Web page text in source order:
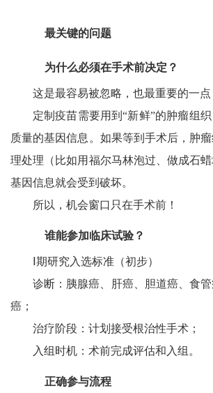
最关键的问题
为什么必须在手术前决定？
这是最容易被忽略，也最重要的一点
定制疫苗需要用到“新鲜”的肿瘤组
质量的基因信息。如果等到手术后，肿
理处理（比如用福尔马林泡过、做成石
基因信息就会受到破坏。
所以，机会窗口只在手术前！
谁能参加临床试验？
Ⅰ期研究入选标准（初步）
诊断：胰腺癌、肝癌、胆道癌、食
癌；
治疗阶段：计划接受根治性手术；
入组时机：术前完成评估和入组。
正确参与流程